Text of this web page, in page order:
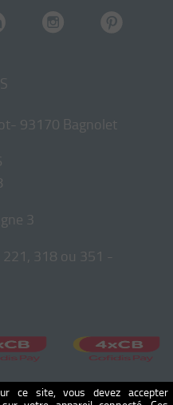
ce site, vous devez accepter
93170 Bagnolet
3
221, 318 ou 351 -